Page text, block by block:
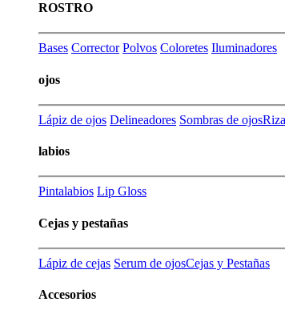
ROSTRO
Bases Corrector Polvos Coloretes Iluminadores
ojos
Lápiz de ojos Delineadores Sombras de ojos
labios
Pintalabios Lip Gloss
Cejas y pestañas
Lápiz de cejas Serum de ojosCejas y Pestañas
Accesorios